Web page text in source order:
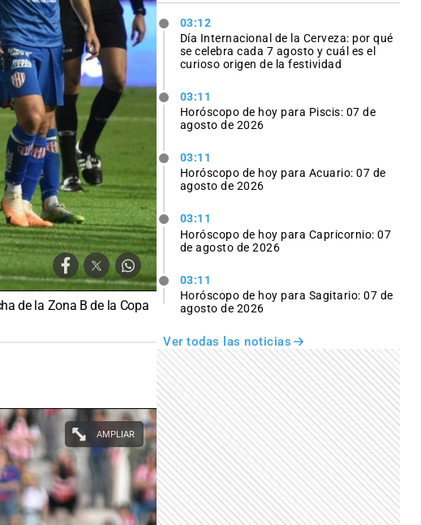
de la Zona B de la Copa
AMPLIAR
03:12
Día Internacional de la Cerveza: por qué
se celebra cada 7 agosto y cuál es el
curioso origen de la festividad
03:11
Horóscopo de hoy para Piscis: 07 de
agosto de 2026
03:11
Horóscopo de hoy para Acuario: 07 de
agosto de 2026
03:11
Horóscopo de hoy para Capricornio: 07
de agosto de 2026
03:11
Horóscopo de hoy para Sagitario: 07 de
agosto de 2026
Ver todas las noticias